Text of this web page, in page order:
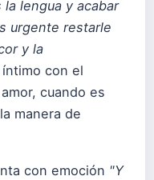
lengua y acabar
urgente restarle
y la
con el
cuando es
manera de
con emoción "Y